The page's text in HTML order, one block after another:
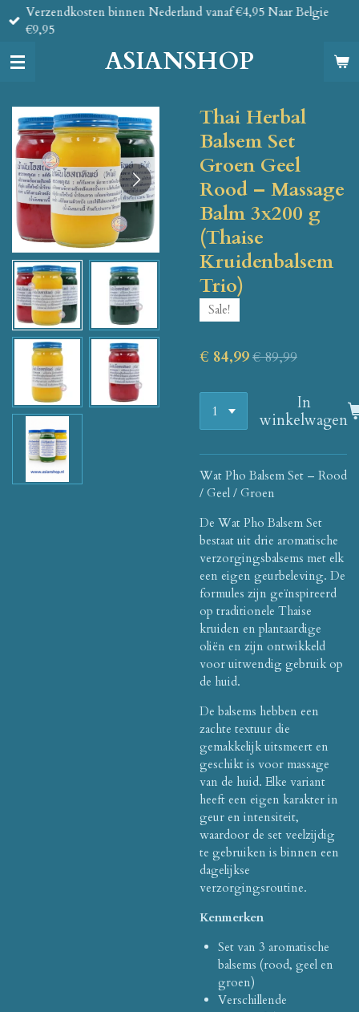
Ga
direct
de
ASIANSHOP
Verzendkosten binnen Nederland vanaf €4,95 Naar Belgie
€9,95
Thai Herbal
Balsem Set
Groen Geel
Rood – Massage
Balm 3x200 g
(Thaise
Kruidenbalsem
Trio)
Sale!
€ 84,99€ 89,99
In
winkelwagen
Wat Pho Balsem Set – Rood
/ Geel / Groen
De Wat Pho Balsem Set
bestaat uit drie aromatische
verzorgingsbalsems met elk
een eigen geurbeleving. De
formules zijn geïnspireerd
op traditionele Thaise
kruiden en plantaardige
oliën en zijn ontwikkeld
voor uitwendig gebruik op
de huid.
De balsems hebben een
zachte textuur die
gemakkelijk uitsmeert en
geschikt is voor massage
van de huid. Elke variant
heeft een eigen karakter in
geur en intensiteit,
waardoor de set veelzijdig
te gebruiken is binnen een
dagelijkse
verzorgingsroutine.
Kenmerken
Set van 3 aromatische
balsems (rood, geel en
groen)
Verschillende